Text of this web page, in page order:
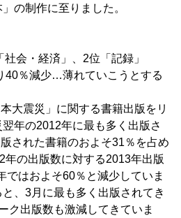
の制作に至りました。
会・経済」、2位「記録」
40％減少…薄れていこうとする
大震災」に関する書籍出版をリ
年の2012年に最も多く出版さ
された書籍のおよそ31％を占め
年の出版数に対する2013年出版
ではおよそ60％と減少していま
、3月に最も多く出版されてき
ク出版数も激減してきていま